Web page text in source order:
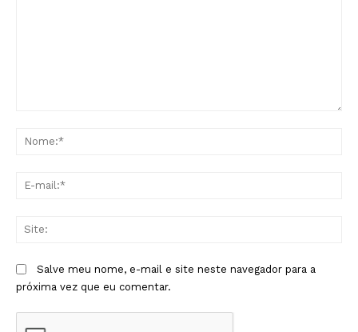
Salve meu nome, e-mail e site neste navegador para a
próxima vez que eu comentar.